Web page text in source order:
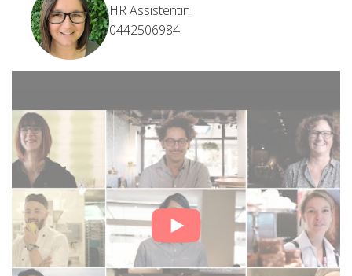
HR Assistentin
0442506984